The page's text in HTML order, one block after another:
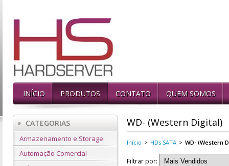
INÍCIO PRODUTOS CONTATO QUEM SOMOS
CATEGORIAS
Armazenamento e Storage
Automação Comercial
WD- (Western Digital)
Início > HDs SATA > WD- (Western
Filtrar por: